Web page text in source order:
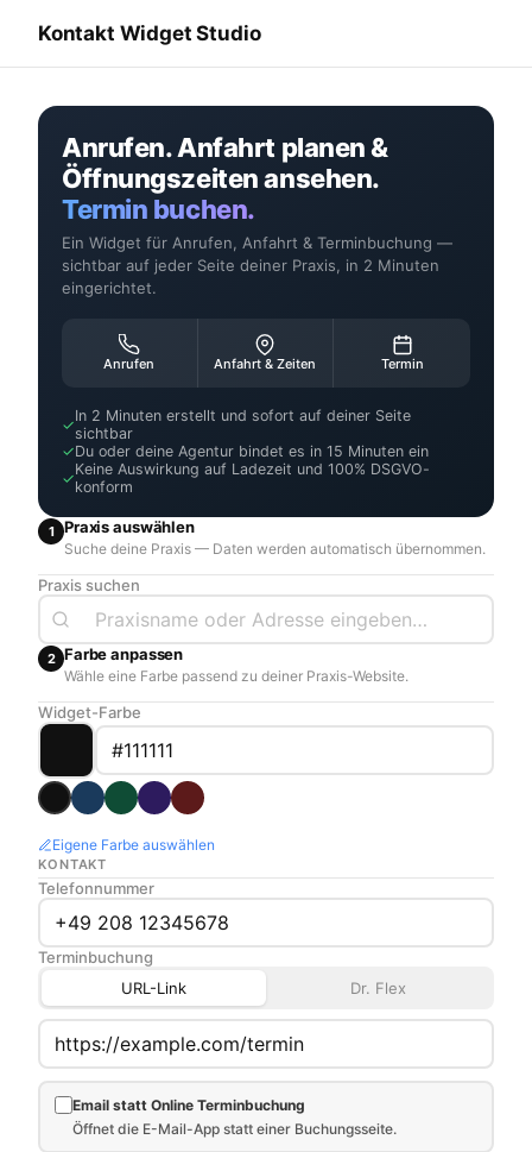
Kontakt Widget Studio
Anrufen. Anfahrt planen &
Öffnungszeiten ansehen.
Termin buchen.
Ein Widget für Anrufen, Anfahrt & Terminbuchung —
sichtbar auf jeder Seite deiner Praxis, in 2 Minuten
eingerichtet.
Anrufen Anfahrt & Zeiten Termin
✓In 2 Minuten erstellt und sofort auf deiner Seite
sichtbar
✓Du oder deine Agentur bindet es in 15 Minuten ein
✓Keine Auswirkung auf Ladezeit und 100% DSGVO-
konform
1 Praxis auswählen
Suche deine Praxis — Daten werden automatisch übernommen.
Praxis suchen
2 Farbe anpassen
Wähle eine Farbe passend zu deiner Praxis-Website.
Widget-Farbe
Eigene Farbe auswählen
KONTAKT
Telefonnummer
Terminbuchung
URL-Link
Dr. Flex
Email statt Online Terminbuchung
Öffnet die E-Mail-App statt einer Buchungsseite.